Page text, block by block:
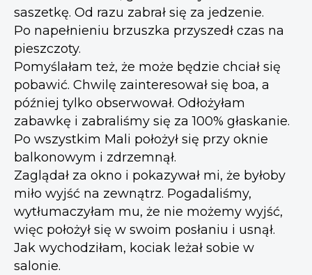
saszetkę. Od razu zabrał się za jedzenie.
Po napełnieniu brzuszka przyszedł czas na
pieszczoty.
Pomyślałam też, że może będzie chciał się
pobawić. Chwilę zainteresował się boa, a
później tylko obserwował. Odłożyłam
zabawkę i zabraliśmy się za 100% głaskanie.
Po wszystkim Mali położył się przy oknie
balkonowym i zdrzemnął.
Zaglądał za okno i pokazywał mi, że byłoby
miło wyjść na zewnątrz. Pogadaliśmy,
wytłumaczyłam mu, że nie możemy wyjść,
więc położył się w swoim posłaniu i usnął.
Jak wychodziłam, kociak leżał sobie w
salonie.